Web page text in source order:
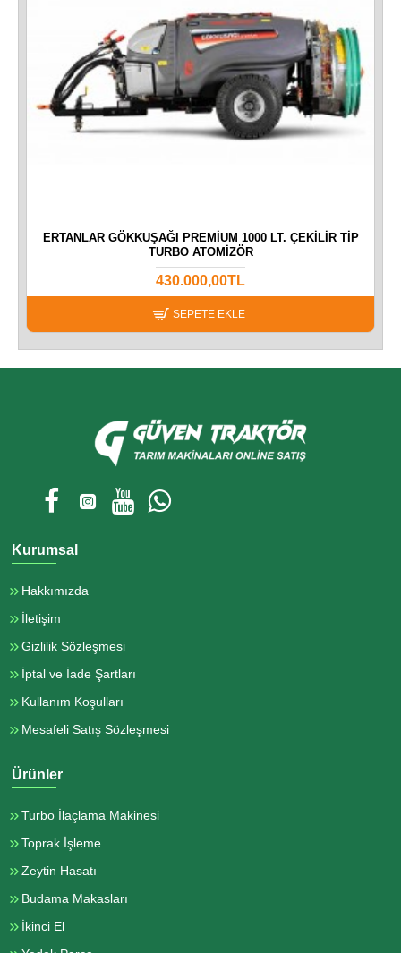
ERTANLAR GÖKKUŞAĞI PREMIUM 1000 LT. ÇEKILIR TIP
TURBO ATOMIZÖR
430.000,00TL
SEPETE EKLE
Kurumsal
Hakkımızda
İletişim
Gizlilik Sözleşmesi
İptal ve İade Şartları
Kullanım Koşulları
Mesafeli Satış Sözleşmesi
Ürünler
Turbo İlaçlama Makinesi
Toprak İşleme
Zeytin Hasatı
Budama Makasları
İkinci El